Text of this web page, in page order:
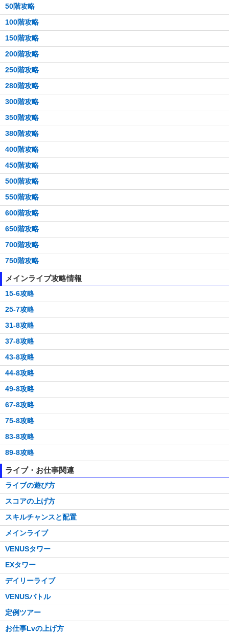
50階攻略
100階攻略
150階攻略
200階攻略
250階攻略
280階攻略
300階攻略
350階攻略
380階攻略
400階攻略
450階攻略
500階攻略
550階攻略
600階攻略
650階攻略
700階攻略
750階攻略
メインライブ攻略情報
15-6攻略
25-7攻略
31-8攻略
37-8攻略
43-8攻略
44-8攻略
49-8攻略
67-8攻略
75-8攻略
83-8攻略
89-8攻略
ライブ・お仕事関連
ライブの遊び方
スコアの上げ方
スキルチャンスと配置
メインライブ
VENUSタワー
EXタワー
デイリーライブ
VENUSバトル
定例ツアー
お仕事Lvの上げ方